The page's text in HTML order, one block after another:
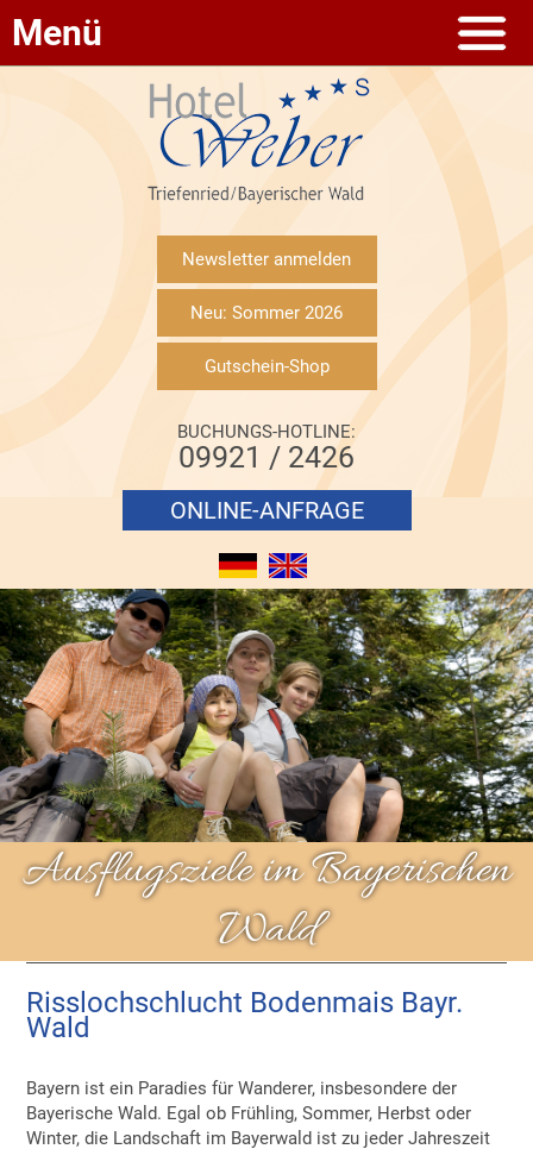
Newsletter anmelden
Neu: Sommer 2026
Gutschein-Shop
BUCHUNGS-HOTLINE:
09921 / 2426
ONLINE-ANFRAGE
Menü
Ausflugsziele im Bayerischen
Wald
Risslochschlucht Bodenmais Bayr.
Wald
Bayern ist ein Paradies für Wanderer, insbesondere der
Bayerische Wald. Egal ob Frühling, Sommer, Herbst oder
Winter, die Landschaft im Bayerwald ist zu jeder Jahreszeit